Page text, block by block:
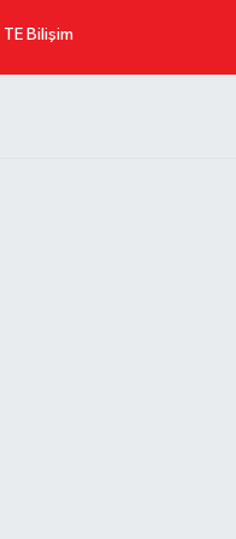
TE Bilişim